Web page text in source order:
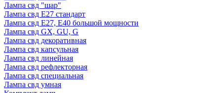
Лампа свд "шар"
Лампа свд E27 стандарт
Лампа свд E27, Е40 большой мощности
Лампа свд GX, GU, G
Лампа свд декоративная
Лампа свд капсульная
Лампа свд линейная
Лампа свд рефлекторная
Лампа свд специальная
Лампа свд умная